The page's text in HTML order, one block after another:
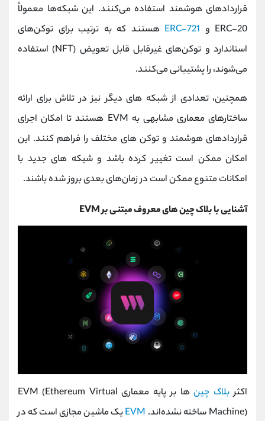
قراردادهای هوشمند استفاده می‌کنند. این شبکه‌ها معمولاً
ERC-20 و
ERC-721 هستند که به ترتیب برای توکن‌های
استاندارد و توکن‌های غیرقابل قابل تعویض (NFT) استفاده
می‌شوند، را پشتیبانی می‌کنند.
همچنین، تعدادی از شبکه‌ های دیگر نیز در تلاش برای ارائه
ساختارهای معماری مشابهی به EVM هستند تا امکان اجرای
قراردادهای هوشمند و توکن‌ های مختلف را فراهم کنند. این
امکان ممکن است تغییر کرده باشد و شبکه‌ های جدید با
امکانات متنوع ممکن است در زمان‌های بعدی بروز شده باشند.
آشنایی با بلاک چین‌ های معروف مبتنی بر EVM
اکثربلاک چین‌
ها بر پایه معماری EVM (Ethereum Virtual
Machine) ساخته نشده‌اند.
EVMیک ماشین مجازی است که در